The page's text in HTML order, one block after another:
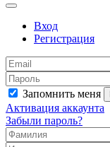
Вход
Регистрация
Запомнить меня
Активация аккаунта
Забыли пароль?